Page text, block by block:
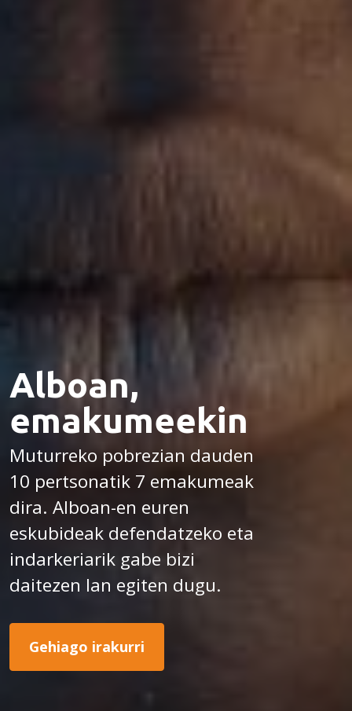
Alboan,
emakumeekin
Muturreko pobrezian dauden
10 pertsonatik 7 emakumeak
dira. Alboan-en euren
eskubideak defendatzeko eta
indarkeriarik gabe bizi
daitezen lan egiten dugu.
Gehiago irakurri